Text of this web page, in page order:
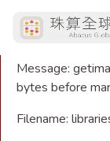
A PHP
Severity:
Message:
bytes before
Filename: